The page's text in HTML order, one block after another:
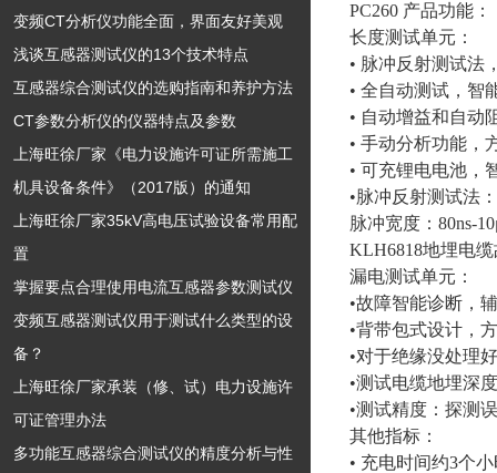
变频CT分析仪功能全面，界面友好美观
浅谈互感器测试仪的13个技术特点
互感器综合测试仪的选购指南和养护方法
CT参数分析仪的仪器特点及参数
上海旺徐厂家《电力设施许可证所需施工
机具设备条件》（2017版）的通知
上海旺徐厂家35kV高电压试验设备常用配
置
掌握要点合理使用电流互感器参数测试仪
变频互感器测试仪用于测试什么类型的设
备？
上海旺徐厂家承装（修、试）电力设施许
可证管理办法
多功能互感器综合测试仪的精度分析与性
PC260 产品功能：
长度测试单元：
• 脉冲反射测试法
• 全自动测试，智
• 自动增益和自动
• 手动分析功能，
• 可充锂电电池，
•脉冲反射测试法
脉冲宽度：80ns-
KLH6818地埋电
漏电测试单元：
•故障智能诊断，
•背带包式设计，
•对于绝缘没处理
•测试电缆地埋深
•测试精度：探测
其他指标：
• 充电时间约3个